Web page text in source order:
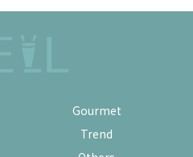
Gourmet
Trend